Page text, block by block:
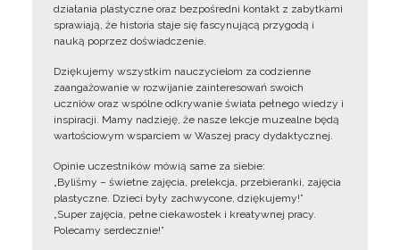
działania plastyczne oraz bezpośredni kontakt z zabytkami
sprawiają, że historia staje się fascynującą przygodą i
nauką poprzez doświadczenie.
Dziękujemy wszystkim nauczycielom za codzienne
zaangażowanie w rozwijanie zainteresowań swoich
uczniów oraz wspólne odkrywanie świata pełnego wiedzy i
inspiracji. Mamy nadzieję, że nasze lekcje muzealne będą
wartościowym wsparciem w Waszej pracy dydaktycznej.
Opinie uczestników mówią same za siebie:
„Byliśmy – świetne zajęcia, prelekcja, przebieranki, zajęcia
plastyczne. Dzieci były zachwycone, dziękujemy!”
„Super zajęcia, pełne ciekawostek i kreatywnej pracy.
Polecamy serdecznie!”